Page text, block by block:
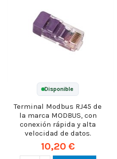
Disponible
Terminal Modbus RJ45 de
la marca MODBUS, con
conexión rápida y alta
velocidad de datos.
10,20 €